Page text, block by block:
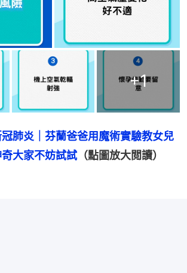
+1
肺炎｜芬蘭爸爸用魔術實驗教女兒
大家不妨試試 （點圖放大閲讀）